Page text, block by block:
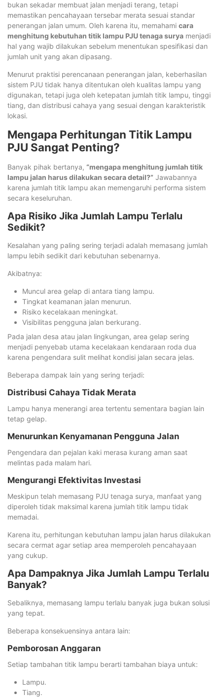
bukan sekadar membuat jalan menjadi terang, tetapi
memastikan pencahayaan tersebar merata sesuai standar
penerangan jalan umum. Oleh karena itu, memahami cara
menghitung kebutuhan titik lampu PJU tenaga surya menjadi
hal yang wajib dilakukan sebelum menentukan spesifikasi dan
jumlah unit yang akan dipasang.
Menurut praktisi perencanaan penerangan jalan, keberhasilan
sistem PJU tidak hanya ditentukan oleh kualitas lampu yang
digunakan, tetapi juga oleh ketepatan jumlah titik lampu, tinggi
tiang, dan distribusi cahaya yang sesuai dengan karakteristik
lokasi.
Mengapa Perhitungan Titik Lampu
PJU Sangat Penting?
Banyak pihak bertanya, “mengapa menghitung jumlah titik
lampu jalan harus dilakukan secara detail?” Jawabannya
karena jumlah titik lampu akan memengaruhi performa sistem
secara keseluruhan.
Apa Risiko Jika Jumlah Lampu Terlalu
Sedikit?
Kesalahan yang paling sering terjadi adalah memasang jumlah
lampu lebih sedikit dari kebutuhan sebenarnya.
Akibatnya:
Muncul area gelap di antara tiang lampu.
Tingkat keamanan jalan menurun.
Risiko kecelakaan meningkat.
Visibilitas pengguna jalan berkurang.
Pada jalan desa atau jalan lingkungan, area gelap sering
menjadi penyebab utama kecelakaan kendaraan roda dua
karena pengendara sulit melihat kondisi jalan secara jelas.
Beberapa dampak lain yang sering terjadi:
Distribusi Cahaya Tidak Merata
Lampu hanya menerangi area tertentu sementara bagian lain
tetap gelap.
Menurunkan Kenyamanan Pengguna Jalan
Pengendara dan pejalan kaki merasa kurang aman saat
melintas pada malam hari.
Mengurangi Efektivitas Investasi
Meskipun telah memasang PJU tenaga surya, manfaat yang
diperoleh tidak maksimal karena jumlah titik lampu tidak
memadai.
Karena itu, perhitungan kebutuhan lampu jalan harus dilakukan
secara cermat agar setiap area memperoleh pencahayaan
yang cukup.
Apa Dampaknya Jika Jumlah Lampu Terlalu
Banyak?
Sebaliknya, memasang lampu terlalu banyak juga bukan solusi
yang tepat.
Beberapa konsekuensinya antara lain:
Pemborosan Anggaran
Setiap tambahan titik lampu berarti tambahan biaya untuk:
Lampu.
Tiang.